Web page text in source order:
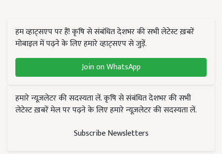
हम व्हाट्सएप पर हैं! कृषि से संबंधित देशभर की सभी लेटेस्ट ख़बरें
मोबाइल में पढ़ने के लिए हमारे व्हाट्सएप से जुड़ें.
Join on WhatsApp
हमारे न्यूज़लेटर की सदस्यता लें. कृषि से संबंधित देशभर की सभी
लेटेस्ट ख़बरें मेल पर पढ़ने के लिए हमारे न्यूज़लेटर की सदस्यता लें.
Subscribe Newsletters